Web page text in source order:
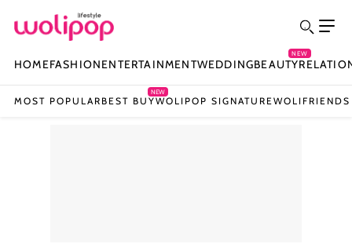
HOMEFASHIONENTERTAINMENTWEDDINGBEAUTY
NEW
MOST POPULAR BEST BUY
NEW
WOLIPOP SIGNATUREWOLIFRIENDS